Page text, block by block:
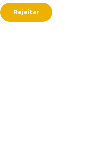
Rejeitar